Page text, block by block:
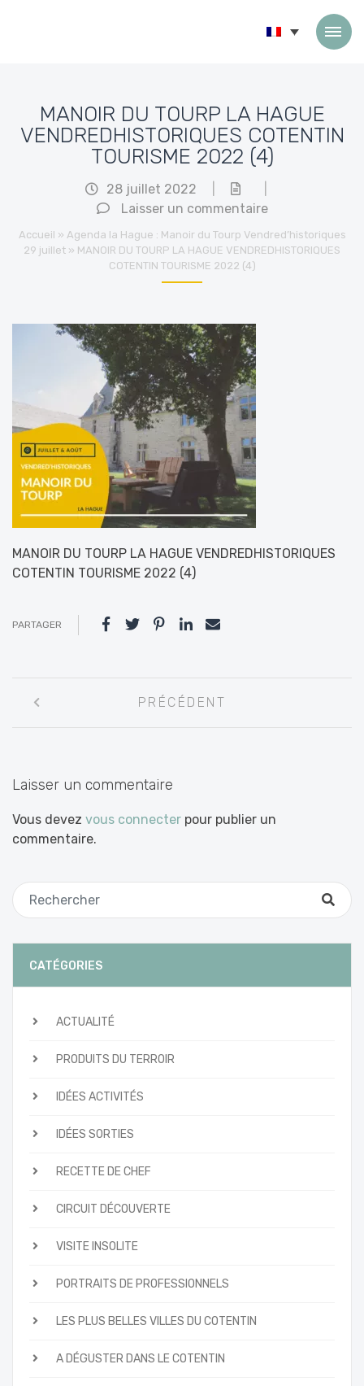
MANOIR DU TOURP LA HAGUE
VENDREDHISTORIQUES COTENTIN
TOURISME 2022 (4)
28 juillet 2022
Laisser un commentaire
Accueil » Agenda la Hague : Manoir du Tourp Vendred’historiques
29 juillet » MANOIR DU TOURP LA HAGUE VENDREDHISTORIQUES
COTENTIN TOURISME 2022 (4)
MANOIR DU TOURP LA HAGUE VENDREDHISTORIQUES
COTENTIN TOURISME 2022 (4)
PARTAGER
entre
PRÉCÉDENT
Laisser un commentaire
Vous devez vous connecter pour publier un
commentaire.
CATÉGORIES
ACTUALITÉ
PRODUITS DU TERROIR
IDÉES ACTIVITÉS
IDÉES SORTIES
RECETTE DE CHEF
CIRCUIT DÉCOUVERTE
VISITE INSOLITE
PORTRAITS DE PROFESSIONNELS
LES PLUS BELLES VILLES DU COTENTIN
A DÉGUSTER DANS LE COTENTIN